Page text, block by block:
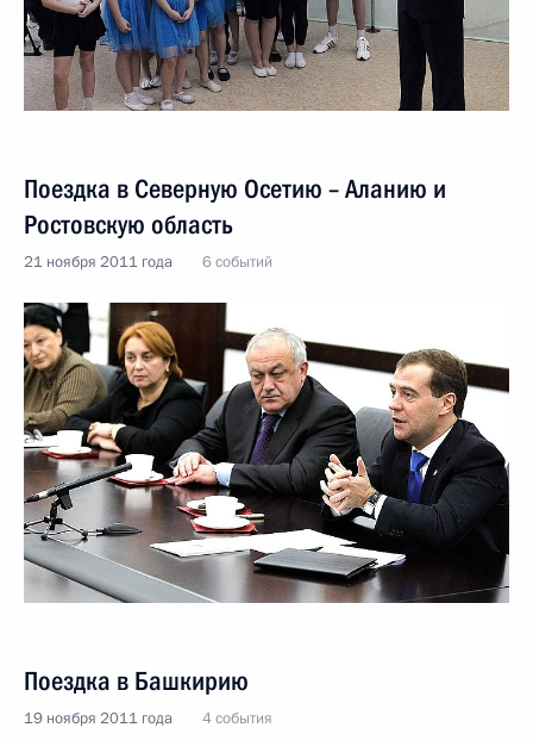
Поездка в Северную Осетию – Аланию и
Ростовскую область
21 ноября 2011 года 6 событий
Поездка в Башкирию
19 ноября 2011 года 4 события